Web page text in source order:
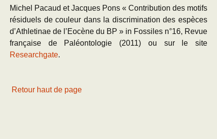
Michel Pacaud et Jacques Pons « Contribution des motifs
résiduels de couleur dans la discrimination des espèces
d’Athletinae de l’Eocène du BP » in Fossiles n°16, Revue
française de Paléontologie (2011) ou sur le site
Researchgate.
Retour haut de page